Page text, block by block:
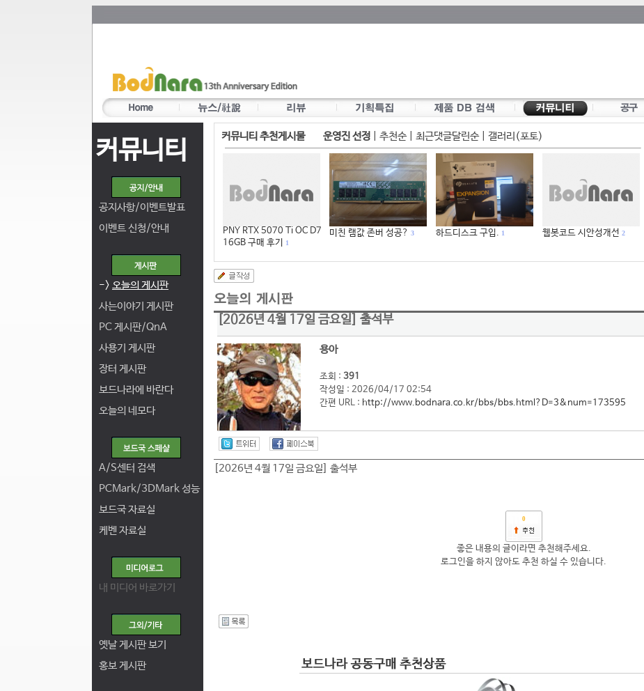
커뮤니티
공지사항/이벤트발표
이벤트 신청/안내
-> 오늘의 게시판
사는이야기 게시판
PC 게시판/QnA
사용기 게시판
장터 게시판
보드나라에 바란다
오늘의 네모다
A/S센터 검색
PCMark/3DMark 성능
보드국 자료실
케벤 자료실
내 미디어 바로가기
옛날 게시판 보기
홍보 게시판
커뮤니티 추천게시물 운영진 선정 추천순| 최근댓글달린순| 갤러리(포토)
PNY RTX 5070 Ti OC D7
16GB 구매 후기
1
미친 램값 존버 성공? 3 하드디스크 구입. 1 웹봇코드 시안성개선 2
[2026년 4월 17일 금요일] 출석부
용아
조회 : 391
작성일 : 2026/04/17 02:54
간편 URL : http://www.bodnara.co.kr/bbs/bbs.html?D=3&num=173595
[2026년 4월 17일 금요일] 출석부
0
좋은 내용의 글이라면 추천해주세요.
로그인을 하지 않아도 추천 하실 수 있습니다.